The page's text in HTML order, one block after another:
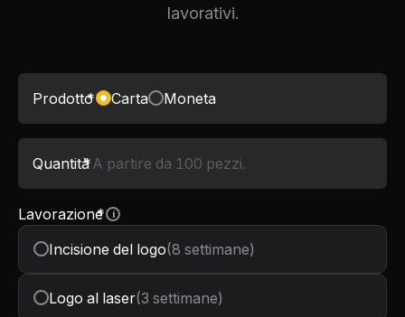
lavorativi.
Prodotto
* Carta Moneta
Quantità
*
Lavorazione
* i
Incisione del logo(8 settimane)
Logo al laser(3 settimane)